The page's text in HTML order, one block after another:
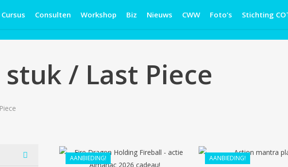
Cursus Consulten Workshop Biz Nieuws CWW Foto’s Stichting
/ Last Piece
AANBIEDING! AANBIEDING!